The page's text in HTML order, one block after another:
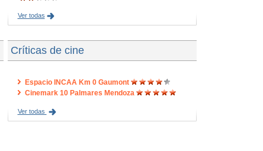
Ver todas
Críticas de cine
Espacio INCAA Km 0 Gaumont
Cinemark 10 Palmares Mendoza
Ver todas